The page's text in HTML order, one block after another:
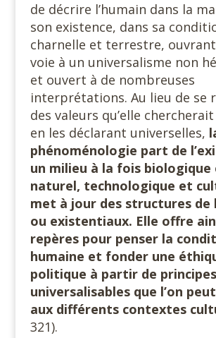
de décrire l’humain dans la
son existence, dans sa
charnelle et terrestre,
voie à un universalisme non
et ouvert à de nombreuses
interprétations. Au lieu de se
des valeurs qu’elle
en les déclarant universelles,
phénoménologie part de
un milieu à la fois biologique
naturel, technologique et
met à jour des structures de
ou existentiaux. Elle offre
repères pour penser la
humaine et fonder une
politique à partir de principes
universalisables que l’on
aux différents contextes
321).